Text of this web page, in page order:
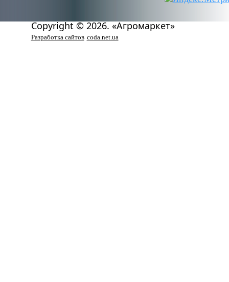
Copyright © 2026. «Агромаркет»
Разработка сайтов coda.net.ua